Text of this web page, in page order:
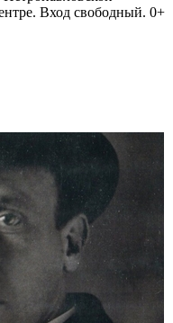
Вход свободный. 0+